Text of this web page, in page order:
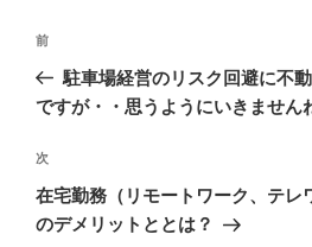
投
ナ
ゲ
ー
シ
前
の
投
前
駐車場経営のリスク回避に不
ですが・・思うようにいきません
次
の
投
次
在宅勤務（リモートワーク、テ
のデメリットととは？